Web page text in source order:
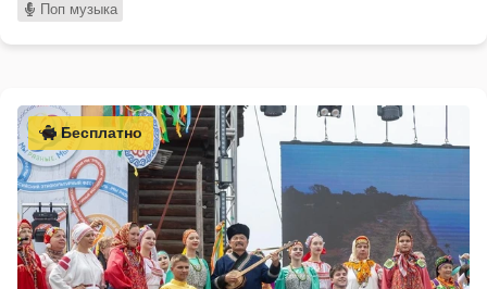
Поп музыка
Бесплатно